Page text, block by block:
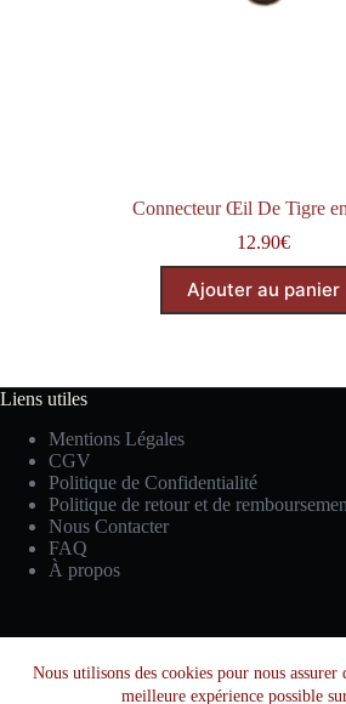
Nous utilisons des cookies pour nous
meilleure expérience possible
Connecteur Œil De Tigre
12.90€
Ajouter au panier
Liens utiles
Mentions Légales
CGV
Politique de Confidentialité
Politique de retour et de
Nous Contacter
FAQ
À propos
Facebook Instagram